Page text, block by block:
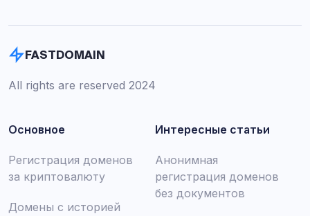
FASTDOMAIN
All rights are reserved 2024
Основное
Регистрация доменов
за криптовалюту
Домены с историей
Интересные статьи
Анонимная
регистрация доменов
без документов